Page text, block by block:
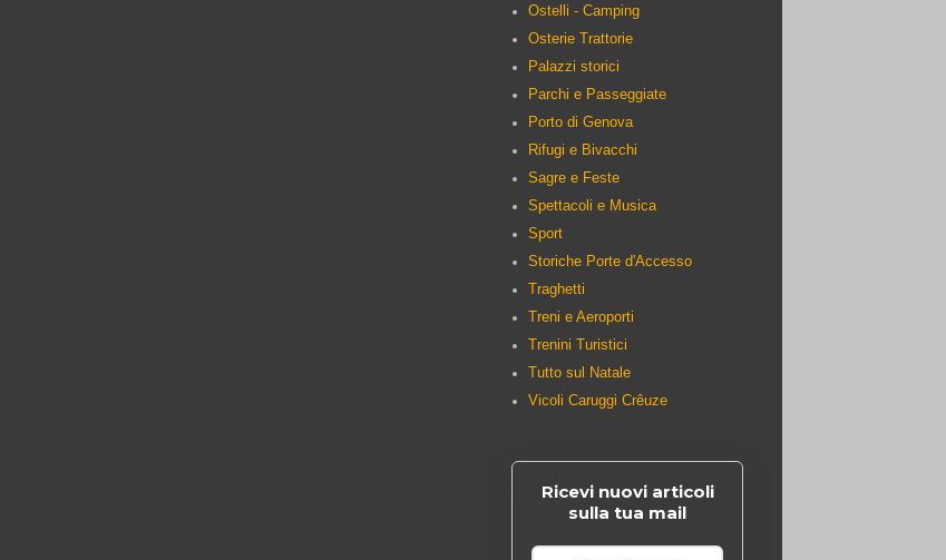
Ostelli - Camping
Osterie Trattorie
Palazzi storici
Parchi e Passeggiate
Porto di Genova
Rifugi e Bivacchi
Sagre e Feste
Spettacoli e Musica
Sport
Storiche Porte d'Accesso
Traghetti
Treni e Aeroporti
Trenini Turistici
Tutto sul Natale
Vicoli Caruggi Crêuze
Ricevi nuovi articoli
sulla tua mail